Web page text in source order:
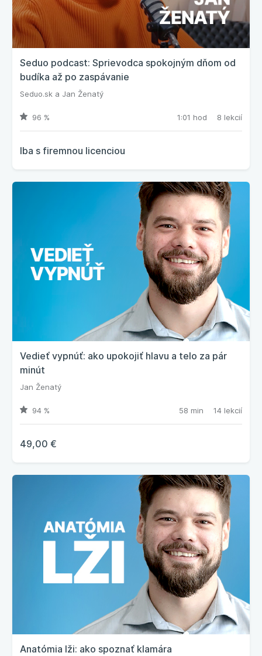
Seduo podcast: Sprievodca spokojným dňom od
budíka až po zaspávanie
Seduo.sk a Jan Ženatý
96 % 1:01 hod 8 lekcií
Iba s firemnou licenciou
Vedieť vypnúť: ako upokojiť hlavu a telo za pár
minút
Jan Ženatý
94 % 58 min 14 lekcií
49,00 €
Anatómia lži: ako spoznať klamára